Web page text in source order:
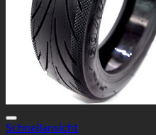
Schnellansicht